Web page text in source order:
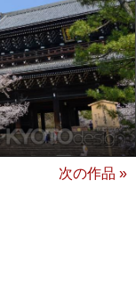
次の作品 »